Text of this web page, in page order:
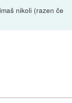
nikoli (razen če